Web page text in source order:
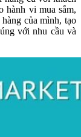
hành vi mua sắm,
của mình, tạo
với nhu cầu và